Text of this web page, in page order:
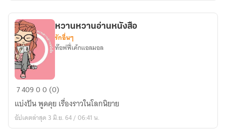
ยอม
แพ้
แล้ว
หวาน
หวาน
อ่าน
หนังสือ
หวานหวานอ่านหนังสือ
รักอื่นๆ
ท๊อฟฟี่เค้กแอลมอล
740900 (0)
แบ่งปัน​ พูดคุย​ เรื่องราวในโลกนิยาย
อัปเดตล่าสุด 3 มิ.ย. 64 / 06:41 น.